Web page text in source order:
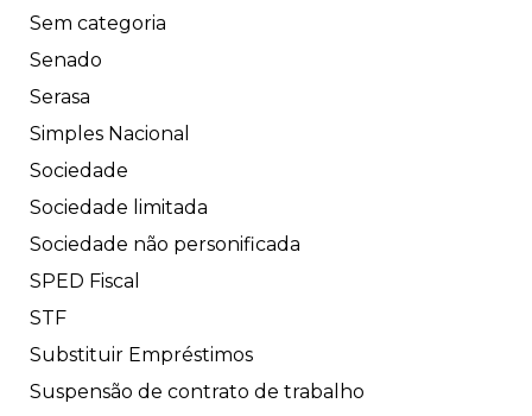
Sem categoria
Senado
Serasa
Simples Nacional
Sociedade
Sociedade limitada
Sociedade não personificada
SPED Fiscal
STF
Substituir Empréstimos
Suspensão de contrato de trabalho